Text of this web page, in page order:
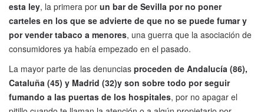
esta ley, la primera por un bar de Sevilla por no poner
carteles en los que se advierte de que no se puede fumar y
por vender tabaco a menores, una guerra que la asociación de
consumidores ya había empezado en el pasado.
La mayor parte de las denuncias proceden de Andalucía (86),
Cataluña (45) y Madrid (32)y son sobre todo por seguir
fumando a las puertas de los hospitales, por no apagar el